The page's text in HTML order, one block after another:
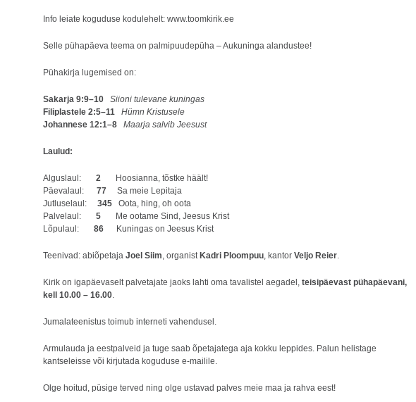
Info leiate koguduse kodulehelt: www.toomkirik.ee
Selle pühapäeva teema on palmipuudepüha – Aukuninga alandustee!
Pühakirja lugemised on:
Sakarja 9:9–10
Siioni tulevane kuningas
Filiplastele 2:5–11
Hümn Kristusele
Johannese 12:1–8
Maarja salvib Jeesust
Laulud:
Alguslaul: 2 Hoosianna, tõstke häält!
Päevalaul: 77
Sa meie Lepitaja
Jutluselaul: 345 Oota, hing, oh oota
Palvelaul: 5
Me ootame Sind, Jeesus Krist
Lõpulaul: 86 Kuningas on Jeesus Krist
Teenivad: abiõpetaja Joel Siim, organist Kadri Ploompuu, kantor Veljo Reier.
Kirik on igapäevaselt palvetajate jaoks lahti oma tavalistel aegadel, teisipäevast pühapäevani,
kell 10.00 – 16.00.
Jumalateenistus toimub interneti vahendusel.
Armulauda ja eestpalveid ja tuge saab õpetajatega aja kokku leppides. Palun helistage
kantseleisse või kirjutada koguduse e-mailile.
Olge hoitud, püsige terved ning olge ustavad palves meie maa ja rahva eest!